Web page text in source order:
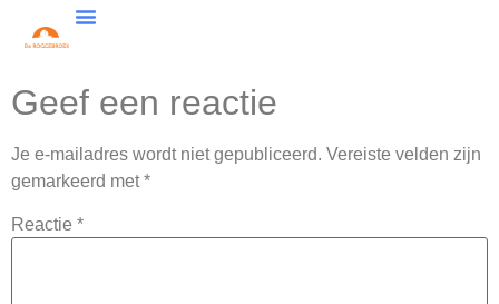
Geef een reactie
Je e-mailadres wordt niet gepubliceerd. Vereiste velden zijn
gemarkeerd met*
Reactie *